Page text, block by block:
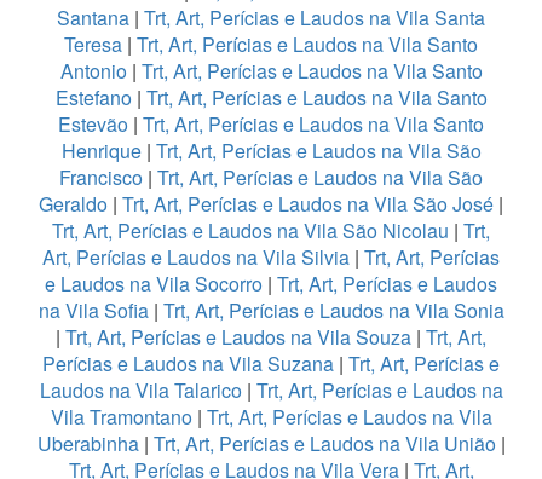
Santana | Trt, Art, Perícias e Laudos na Vila Santa
Teresa | Trt, Art, Perícias e Laudos na Vila Santo
Antonio| Trt, Art, Perícias e Laudos na Vila Santo
Estefano| Trt, Art, Perícias e Laudos na Vila Santo
Estevão | Trt, Art, Perícias e Laudos na Vila Santo
Henrique| Trt, Art, Perícias e Laudos na Vila São
Francisco | Trt, Art, Perícias e Laudos na Vila São
Geraldo | Trt, Art, Perícias e Laudos na Vila São José |
Trt, Art, Perícias e Laudos na Vila São Nicolau | Trt,
Art, Perícias e Laudos na Vila Silvia | Trt, Art, Perícias
e Laudos na Vila Socorro | Trt, Art, Perícias e Laudos
na Vila Sofia| Trt, Art, Perícias e Laudos na Vila Sonia
| Trt, Art, Perícias e Laudos na Vila Souza | Trt, Art,
Perícias e Laudos na Vila Suzana | Trt, Art, Perícias e
Laudos na Vila Talarico| Trt, Art, Perícias e Laudos na
Vila Tramontano| Trt, Art, Perícias e Laudos na Vila
Uberabinha| Trt, Art, Perícias e Laudos na Vila União|
Trt, Art, Perícias e Laudos na Vila Vera| Trt, Art,